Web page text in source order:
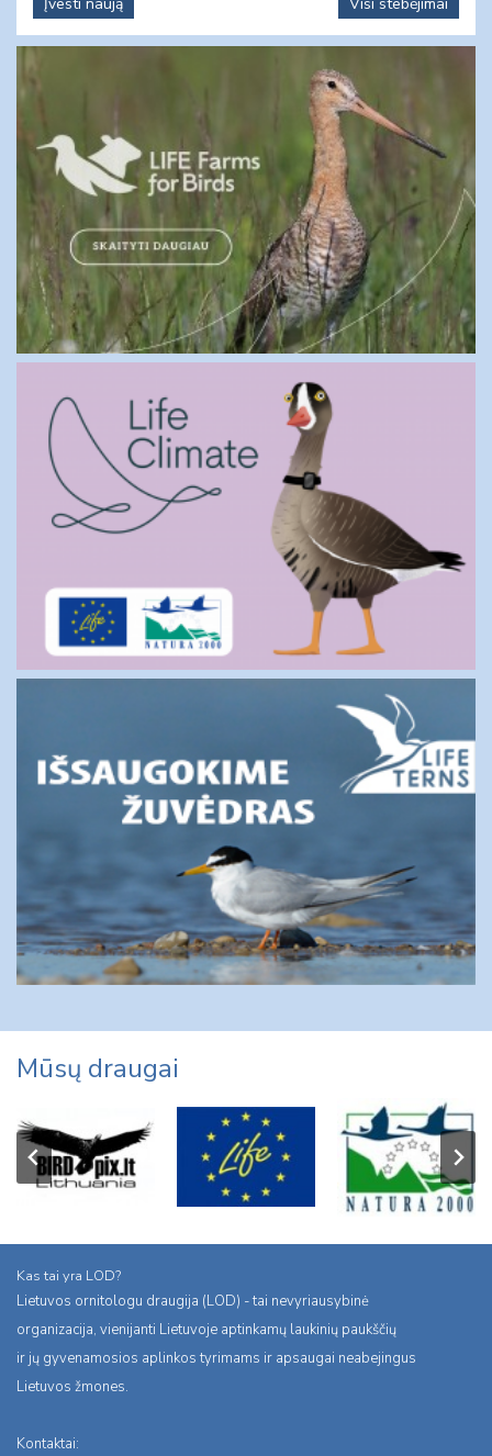
Mūsų draugai
Kas tai yra LOD?
Lietuvos ornitologu draugija (LOD) - tai nevyriausybinė
organizacija, vienijanti Lietuvoje aptinkamų laukinių paukščių
ir jų gyvenamosios aplinkos tyrimams ir apsaugai neabejingus
Lietuvos žmones.
Kontaktai: